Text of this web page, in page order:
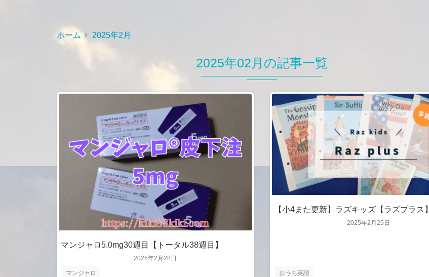
ホーム 2025年2月
2025年02月の記事一覧
マンジャロ
2025年2月28日
マンジャロ5.0mg30週目【トータル38週目】
おうち英語
2025年2月25日
【小4また更新】ラズキッズ【ラズプラス】